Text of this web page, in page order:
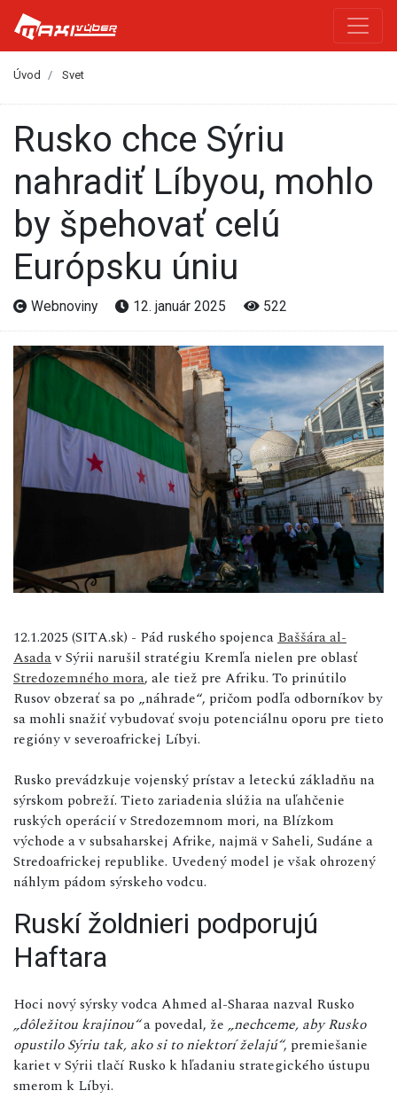
Úvod Svet
Rusko chce Sýriu
nahradiť Líbyou, mohlo
by špehovať celú
Európsku úniu
Webnoviny 12. január 2025 522
12.1.2025 (SITA.sk) - Pád ruského spojenca Baššára al-
Asadav Sýrii narušil stratégiu Kremľa nielen pre oblasť
Stredozemného mora, ale tiež pre Afriku. To prinútilo
Rusov obzerať sa po „náhrade“, pričom podľa odborníkov by
sa mohli snažiť vybudovať svoju potenciálnu oporu pre tieto
regióny v severoafrickej Líbyi.
Rusko prevádzkuje vojenský prístav a leteckú základňu na
sýrskom pobreží. Tieto zariadenia slúžia na uľahčenie
ruských operácií v Stredozemnom mori, na Blízkom
východe a v subsaharskej Afrike, najmä v Saheli, Sudáne a
Stredoafrickej republike. Uvedený model je však ohrozený
náhlym pádom sýrskeho vodcu.
Ruskí žoldnieri podporujú
Haftara
Hoci nový sýrsky vodca Ahmed al-Sharaa nazval Rusko
„dôležitou krajinou“a povedal, že „nechceme, aby Rusko
opustilo Sýriu tak, ako si to niektorí želajú“, premiešanie
kariet v Sýrii tlačí Rusko k hľadaniu strategického ústupu
smerom k Líbyi.